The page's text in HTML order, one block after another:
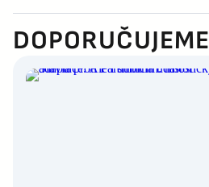
DOPORUČUJEME